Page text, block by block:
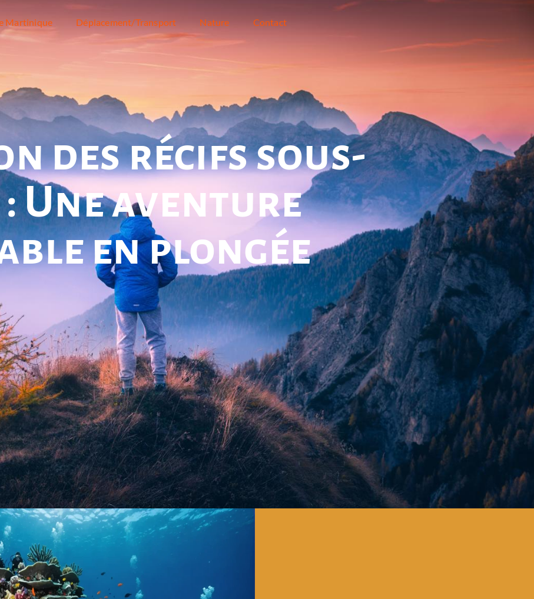
Martinique Déplacement/Transport Nature Contact
des récifs sous-
Une aventure
en plongée